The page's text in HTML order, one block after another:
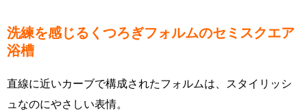
洗練を感じるくつろぎフォルムのセミスクエア
浴槽
直線に近いカーブで構成されたフォルムは、スタイリッシ
ュなのにやさしい表情。